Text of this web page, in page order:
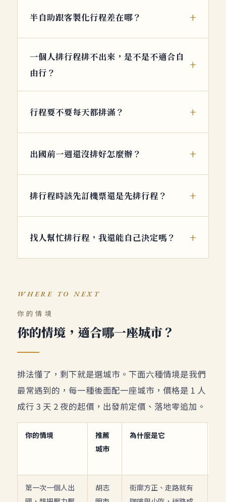
半自助跟客製化行程差在哪？
一個人排行程排不出來，是不是不適合自
由行？
行程要不要每天都排滿？
出國前一週還沒排好怎麼辦？
排行程時該先訂機票還是先排行程？
找人幫忙排行程，我還能自己決定嗎？
WHERE TO NEXT
你的情境
你的情境，適合哪一座城市？
排法懂了，剩下就是選城市。下面六種情境是我們
最常遇到的，每一種後面配一座城市，價格是 1 人
成行 3 天 2 夜的起價，出發前定價、落地零追加。
你的情境
推薦
城市
為什麼是它
第一次一個人出
胡志
街廓方正、走路就有